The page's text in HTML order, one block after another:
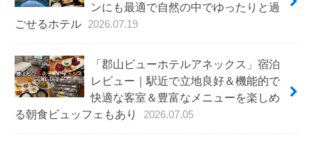
ンにも最適で自然の中でゆったりと過
ごせるホテル
2026.07.19
「郡山ビューホテルアネックス」宿泊
レビュー｜駅近で立地良好＆機能的で
快適な客室＆豊富なメニューを楽しめ
る朝食ビュッフェもあり
2026.07.05